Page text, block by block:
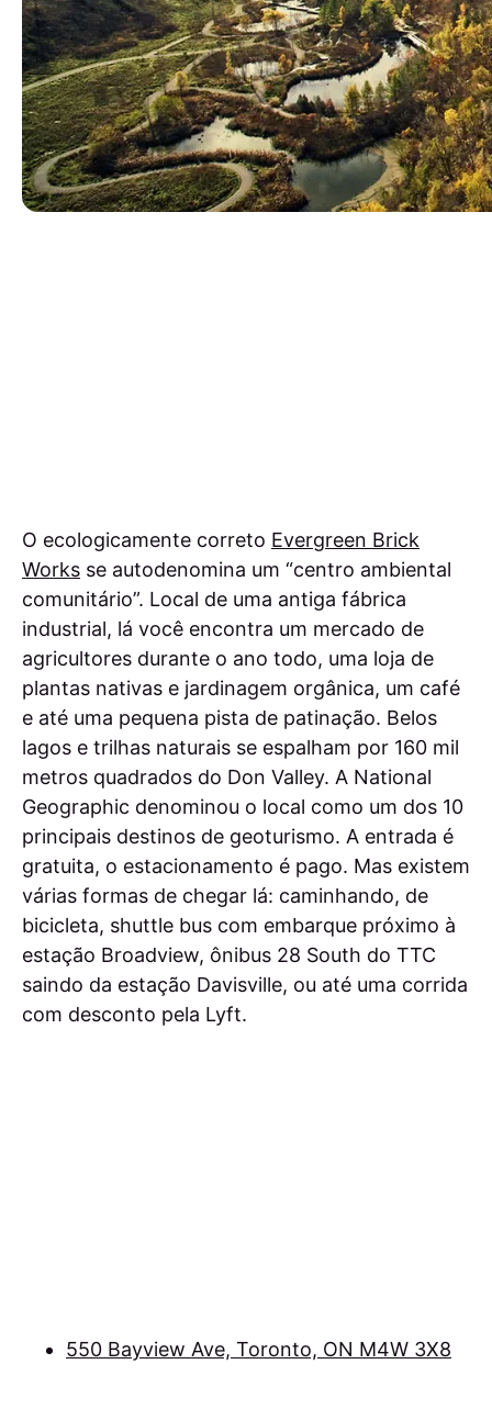
O ecologicamente correto Evergreen Brick
Works se autodenomina um “centro ambiental
comunitário”. Local de uma antiga fábrica
industrial, lá você encontra um mercado de
agricultores durante o ano todo, uma loja de
plantas nativas e jardinagem orgânica, um café
e até uma pequena pista de patinação. Belos
lagos e trilhas naturais se espalham por 160 mil
metros quadrados do Don Valley. A National
Geographic denominou o local como um dos 10
principais destinos de geoturismo. A entrada é
gratuita, o estacionamento é pago. Mas existem
várias formas de chegar lá: caminhando, de
bicicleta, shuttle bus com embarque próximo à
estação Broadview, ônibus 28 South do TTC
saindo da estação Davisville, ou até uma corrida
com desconto pela Lyft.
550 Bayview Ave, Toronto, ON M4W 3X8